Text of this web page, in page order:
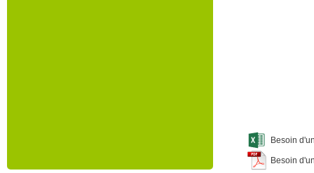
Besoin
Besoin